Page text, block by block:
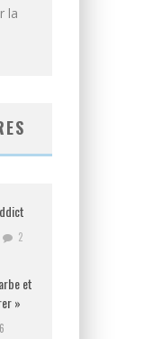
la
2
et
»